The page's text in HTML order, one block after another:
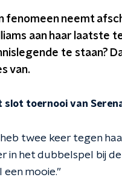
fenomeen neemt
aan haar laatste
te staan?
van.
slot toernooi van
heb twee keer tegen
in het dubbelspel bij
een mooie.”